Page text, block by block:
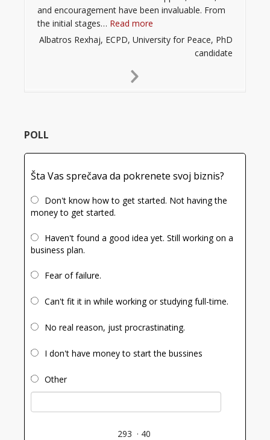
and encouragement have been invaluable. From
the initial stages… Read more
Albatros Rexhaj, ECPD, University for Peace, PhD
candidate
Next
POLL
Šta Vas sprečava da pokrenete svoj biznis?
Don't know how to get started. Not having the
money to get started.
Haven't found a good idea yet. Still working on a
business plan.
Fear of failure.
Can't fit it in while working or studying full-time.
No real reason, just procrastinating.
I don't have money to start the bussines
Other
293 · 40